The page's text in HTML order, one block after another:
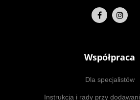
Współpraca
Dla specjalistów
Instrukcja i rady przy